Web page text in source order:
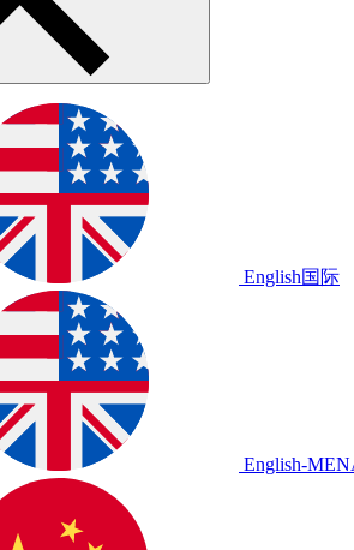
English国际
English-